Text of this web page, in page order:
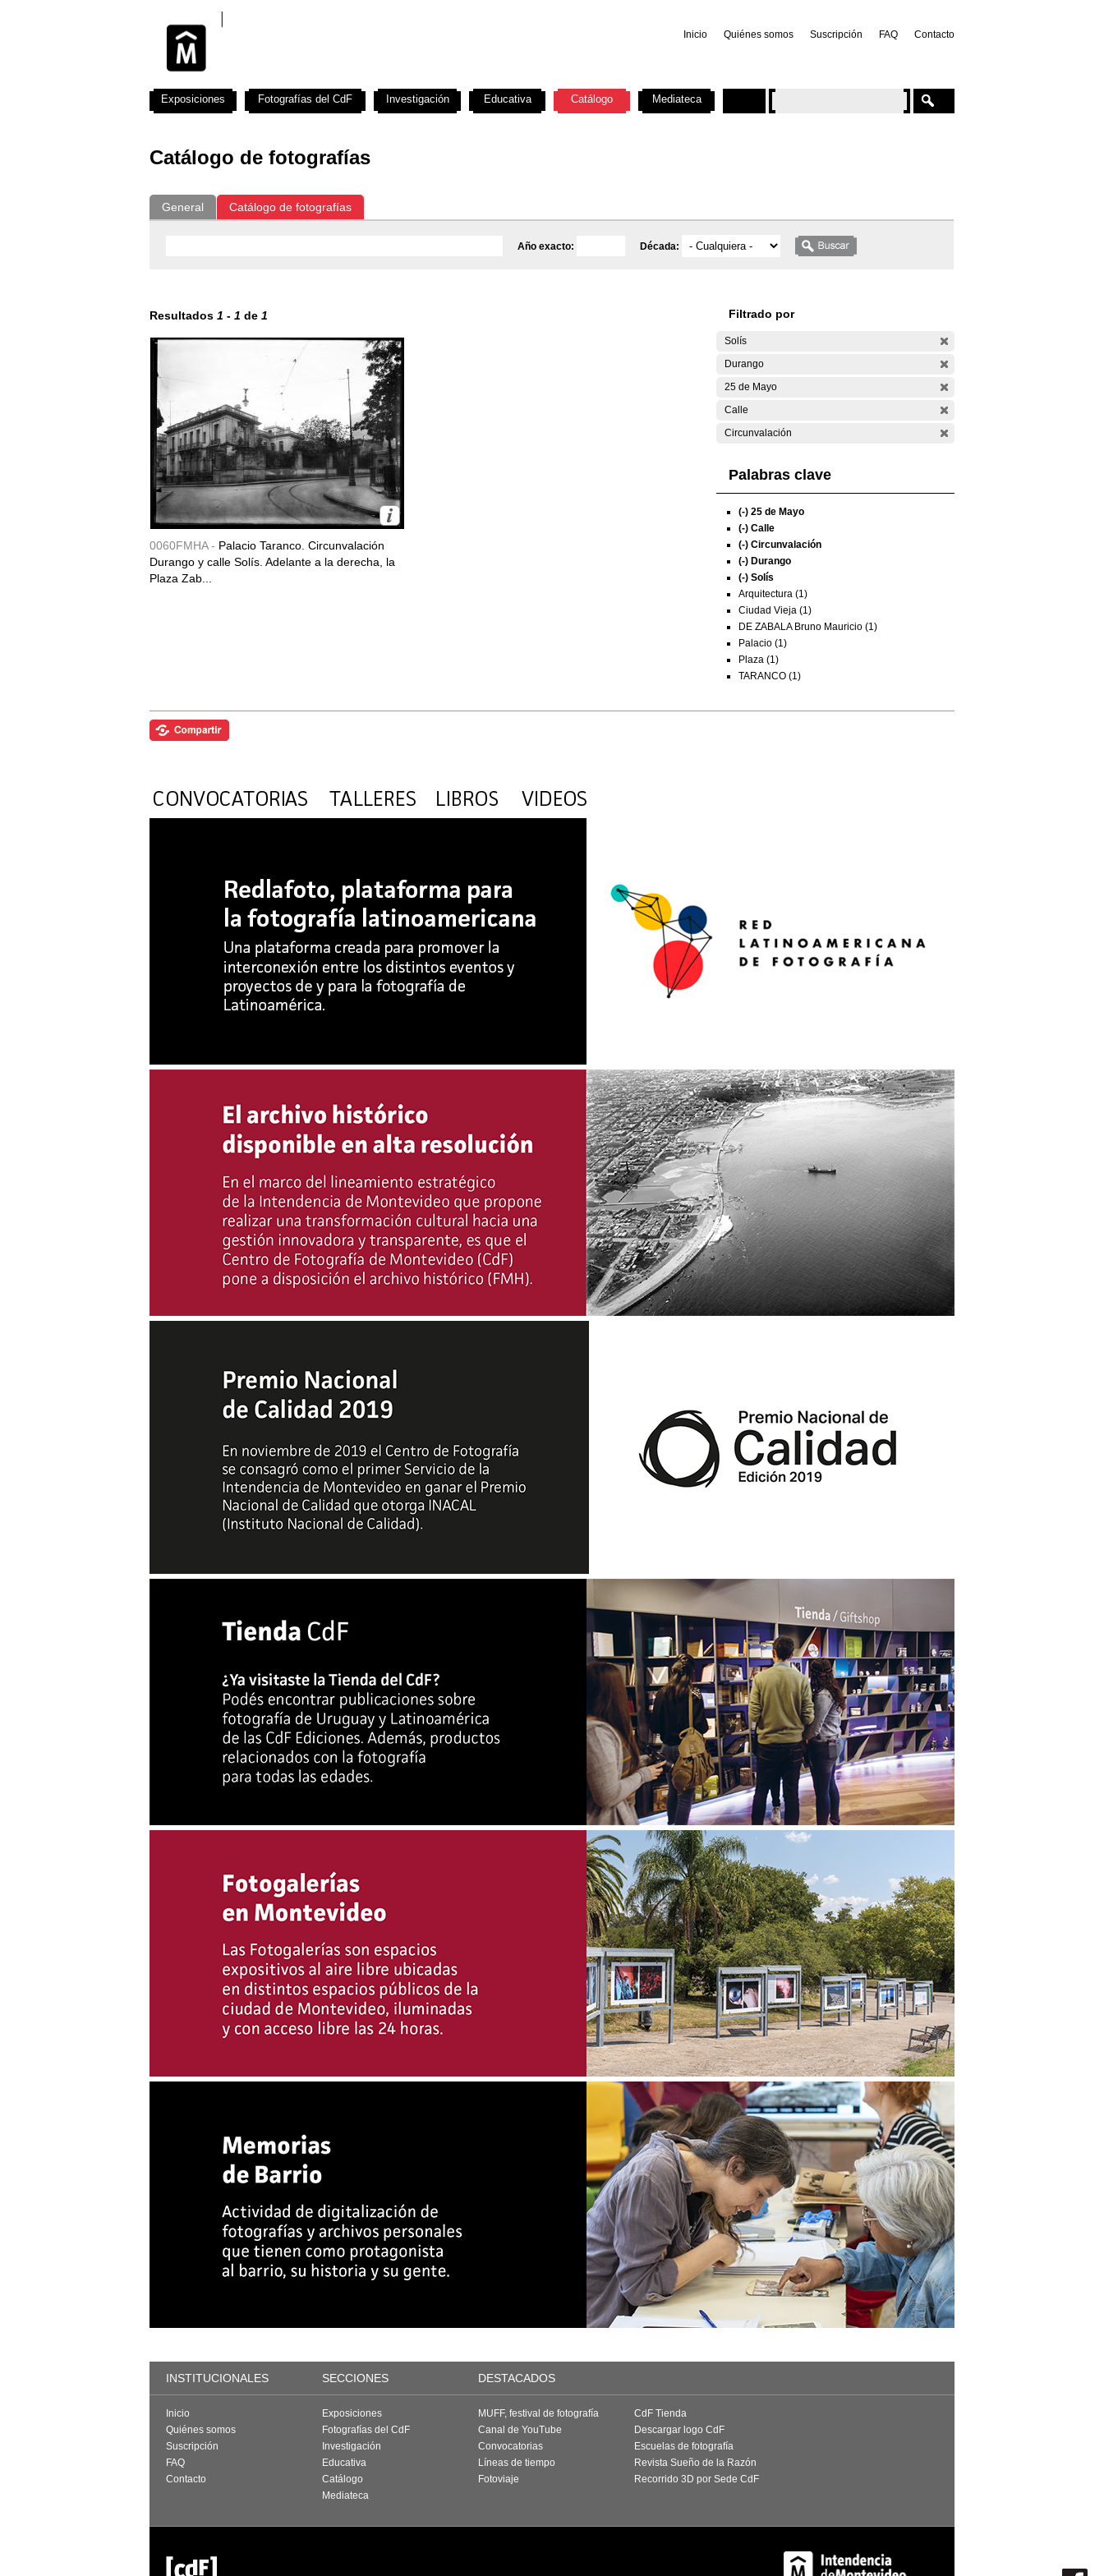
Inicio Quiénes somos Suscripción FAQ Contacto
Catálogo de fotografías
General Catálogo de fotografías
Año exacto: Década:
Resultados 1 - 1 de 1
0060FMHA - Palacio Taranco. Circunvalación
Durango y calle Solís. Adelante a la derecha, la
Plaza Zab...
Filtrado por
Solís
Durango
25 de Mayo
Calle
Circunvalación
Palabras clave
(-) 25 de Mayo
(-) Calle
(-) Circunvalación
(-) Durango
(-) Solís
Arquitectura (1)
Ciudad Vieja (1)
DE ZABALA Bruno Mauricio (1)
Palacio (1)
Plaza (1)
TARANCO (1)
Exposiciones Fotografías del CdF Investigación Educativa Catálogo Mediateca
INSTITUCIONALES SECCIONES DESTACADOS
Inicio
Quiénes somos
Suscripción
FAQ
Contacto
Exposiciones
Fotografías del CdF
Investigación
Educativa
Catálogo
Mediateca
MUFF, festival de fotografía
Canal de YouTube
Convocatorias
Líneas de tiempo
Fotoviaje
CdF Tienda
Descargar logo CdF
Escuelas de fotografía
Revista Sueño de la Razón
Recorrido 3D por Sede CdF